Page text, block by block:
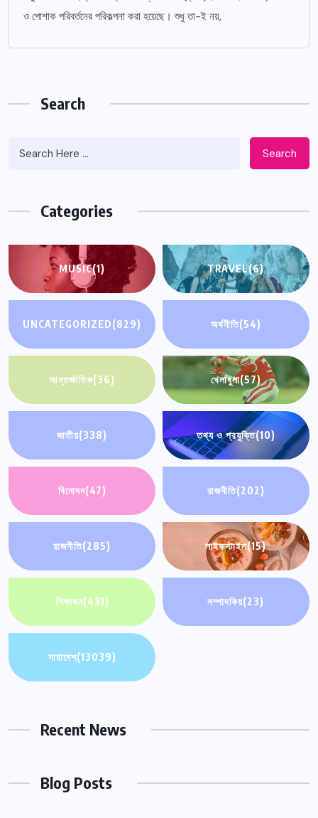
ও পোশাক পরিবর্তনের পরিকল্পনা করা হয়েছে। শুধু তা-ই নয়,
Search
Search
Categories
MUSIC(1) TRAVEL(6)
UNCATEGORIZED(829) অর্থনীতি(54)
আন্তর্জাতিক(36) খেলাধুলা(57)
জাতীয়(338) তথ্য ও প্রযুক্তি(10)
বিনোদন(47) রাজনীতি(202)
রাজনীতি(285) লাইফস্টাইল(15)
শিক্ষাঙ্গন(431) সম্পাদকিয়(23)
সারাদেশ(13039)
Recent News
Blog Posts